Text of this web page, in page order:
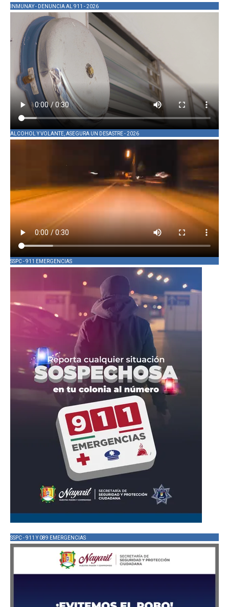
INMUNAY - DENUNCIA AL 911 - 2026
ALCOHOL Y VOLANTE, ASEGURA UN DESASTRE - 2026
SSPC - 911 EMERGENCIAS
SSPC - 911 Y 089 EMERGENCIAS